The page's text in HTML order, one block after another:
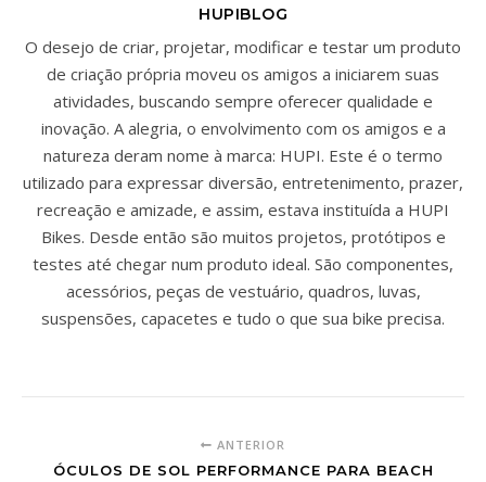
HUPIBLOG
O desejo de criar, projetar, modificar e testar um produto
de criação própria moveu os amigos a iniciarem suas
atividades, buscando sempre oferecer qualidade e
inovação. A alegria, o envolvimento com os amigos e a
natureza deram nome à marca: HUPI. Este é o termo
utilizado para expressar diversão, entretenimento, prazer,
recreação e amizade, e assim, estava instituída a HUPI
Bikes. Desde então são muitos projetos, protótipos e
testes até chegar num produto ideal. São componentes,
acessórios, peças de vestuário, quadros, luvas,
suspensões, capacetes e tudo o que sua bike precisa.
ANTERIOR
ÓCULOS DE SOL PERFORMANCE PARA BEACH